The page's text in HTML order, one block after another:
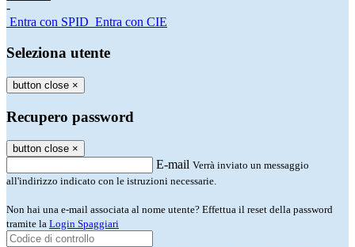
-
Entra con SPID Entra con CIE
Seleziona utente
button close ×
Recupero password
button close ×
E-mail Verrà inviato un messaggio
all'indirizzo indicato con le istruzioni necessarie.
Non hai una e-mail associata al nome utente? Effettua il reset della password
tramite la Login Spaggiari